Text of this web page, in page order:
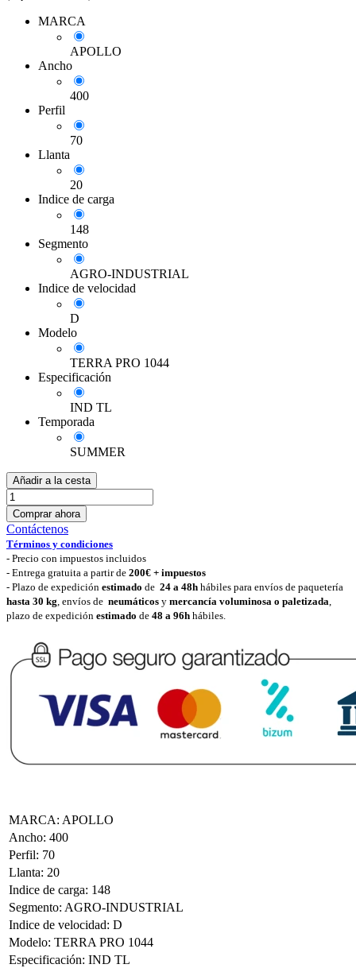
MARCA
APOLLO
Ancho
400
Perfil
70
Llanta
20
Indice de carga
148
Segmento
AGRO-INDUSTRIAL
Indice de velocidad
D
Modelo
TERRA PRO 1044
Especificación
IND TL
Temporada
SUMMER
Añadir a la cesta
Comprar ahora
Contáctenos
Términos y condiciones
- Precio con impuestos incluidos
- Entrega gratuita a partir de 200€ + impuestos
- Plazo de expedición estimado de 24 a 48h hábiles para envíos de paquetería
hasta 30 kg, envíos de neumáticos y mercancía voluminosa o paletizada,
plazo de expedición estimado de 48 a 96h hábiles.
MARCA: APOLLO
Ancho: 400
Perfil: 70
Llanta: 20
Indice de carga: 148
Segmento: AGRO-INDUSTRIAL
Indice de velocidad: D
Modelo: TERRA PRO 1044
Especificación: IND TL